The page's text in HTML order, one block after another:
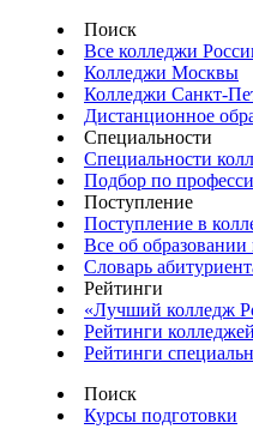
Поиск
Все колледжи
Колледжи Москвы
Колледжи Санкт-
Дистанционное
Специальности
Специальности
Подбор по
Поступление
Поступление в
Все об образовании
Словарь
Рейтинги
«Лучший колледж
Рейтинги колледжей
Рейтинги
Поиск
Курсы подготовки